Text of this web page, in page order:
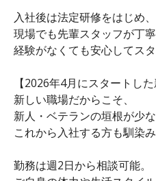
入社後は法定研修をはじめ、
現場でも先輩スタッフが丁
経験がなくても安心してスタ
【2026年4月にスタートし
新しい職場だからこそ、
新人・ベテランの垣根が少な
これから入社する方も馴染
勤務は週2日から相談可能。